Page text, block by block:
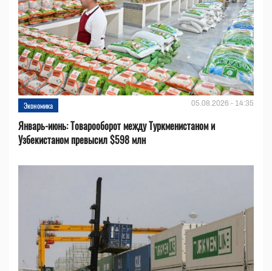
Экономика 05.08.2026 - 14:35
Январь-июнь: Товарооборот между Туркменистаном и
Узбекистаном превысил $598 млн